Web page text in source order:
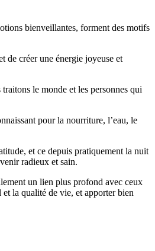
bienveillantes, forment des motifs
de créer une énergie joyeuse et
le monde et les personnes qui
pour la nourriture, l’eau, le
et ce depuis pratiquement la nuit
radieux et sain.
un lien plus profond avec ceux
la qualité de vie, et apporter bien